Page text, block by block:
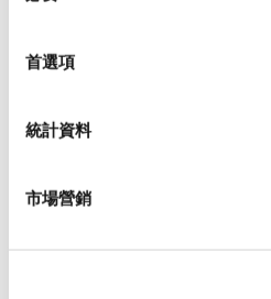
首選項
統計資料
市場營銷
安裝和安裝規範